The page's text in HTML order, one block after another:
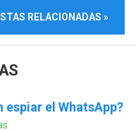
RELACIONADAS »
espiar el WhatsApp?